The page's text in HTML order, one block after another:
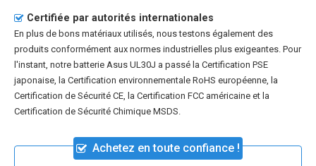
Certifiée par autorités internationales
En plus de bons matériaux utilisés, nous testons également des
produits conformément aux normes industrielles plus exigeantes. Pour
l'instant, notre batterie Asus UL30J a passé la Certification PSE
japonaise, la Certification environnementale RoHS européenne, la
Certification de Sécurité CE, la Certification FCC américaine et la
Certification de Sécurité Chimique MSDS.
Achetez en toute confiance !